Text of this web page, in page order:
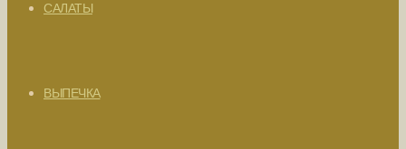
САЛАТЫ
ВЫПЕЧКА